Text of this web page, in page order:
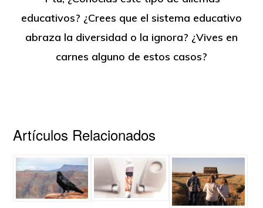
educativos? ¿Crees que el sistema educativo
abraza la diversidad o la ignora? ¿Vives en
carnes alguno de estos casos?
Artículos Relacionados